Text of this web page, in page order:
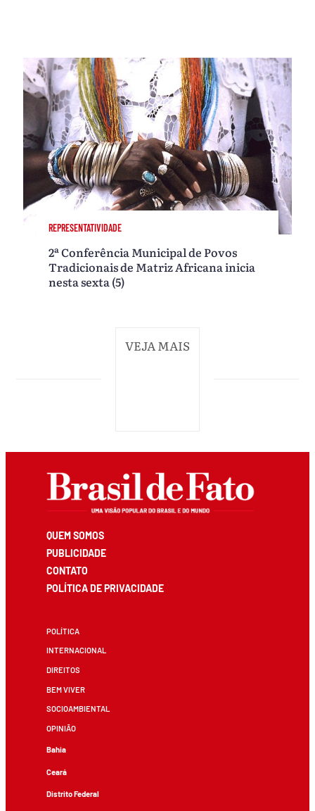
REPRESENTATIVIDADE
2ª Conferência Municipal de Povos
Tradicionais de Matriz Africana inicia
nesta sexta (5)
VEJA MAIS
QUEM SOMOS
PUBLICIDADE
CONTATO
POLÍTICA DE PRIVACIDADE
POLÍTICA
INTERNACIONAL
DIREITOS
BEM VIVER
SOCIOAMBIENTAL
OPINIÃO
Bahia
Ceará
Distrito Federal